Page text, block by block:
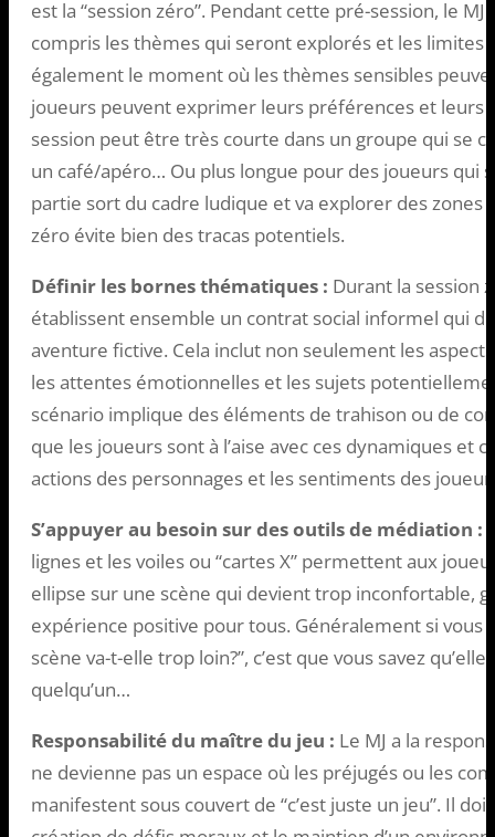
est la “session zéro”. Pendant cette pré-session, le
compris les thèmes qui seront explorés et les limites
également le moment où les thèmes sensibles
joueurs peuvent exprimer leurs préférences et leurs
session peut être très courte dans un groupe qui se
un café/apéro… Ou plus longue pour des joueurs qui
partie sort du cadre ludique et va explorer des zones
zéro évite bien des tracas potentiels.
Définir les bornes thématiques : Durant la session
établissent ensemble un contrat social informel qui
aventure fictive. Cela inclut non seulement les
les attentes émotionnelles et les sujets
scénario implique des éléments de trahison ou de
que les joueurs sont à l’aise avec ces dynamiques et
actions des personnages et les sentiments des
S’appuyer au besoin sur des outils de médiation :
lignes et les voiles ou “cartes X” permettent aux
ellipse sur une scène qui devient trop inconfortable,
expérience positive pour tous. Généralement si vous
scène va-t-elle trop loin?”, c’est que vous savez
quelqu’un…
Responsabilité du maître du jeu : Le MJ a la
ne devienne pas un espace où les préjugés ou les
manifestent sous couvert de “c’est juste un jeu”. Il